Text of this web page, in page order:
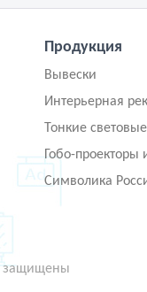
Продукция
Вывески
Интерьерная
Тонкие
Гобо-проекторы
Символика
защищены